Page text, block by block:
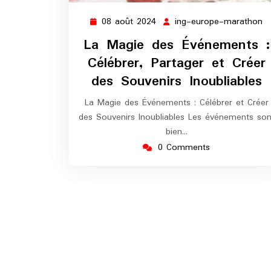
08 août 2024 08
août
2024
ing-europe-marathon
La Magie des Événements :
Célébrer, Partager et Créer
des Souvenirs Inoubliables
La Magie des Événements : Célébrer et Créer
des Souvenirs Inoubliables Les événements
bien…
0 Comments